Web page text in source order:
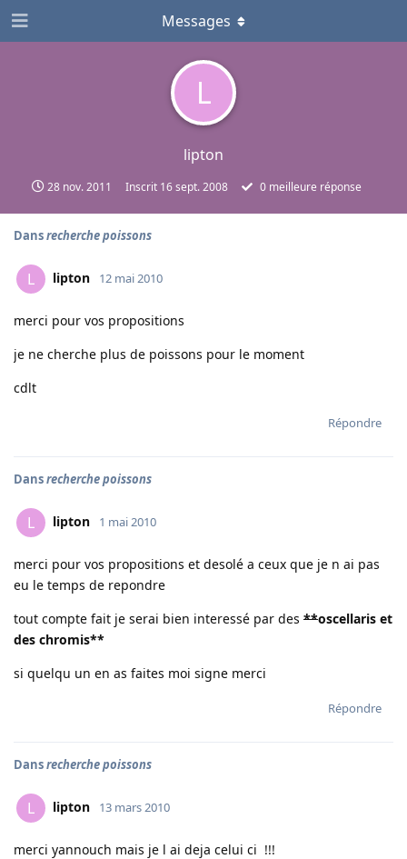
L
lipton
28 nov. 2011 Inscrit 16 sept. 2008 0 meilleure réponse
Messages
Dansrecherche poissons
L lipton 12 mai 2010
merci pour vos propositions
je ne cherche plus de poissons pour le moment
cdlt
Répondre
Dansrecherche poissons
L lipton 1 mai 2010
merci pour vos propositions et desolé a ceux que je n ai pas
eu le temps de repondre
tout compte fait je serai bien interessé par des **oscellaris et
des chromis**
si quelqu un en as faites moi signe merci
Répondre
Dansrecherche poissons
L lipton 13 mars 2010
merci yannouch mais je l ai deja celui ci !!!